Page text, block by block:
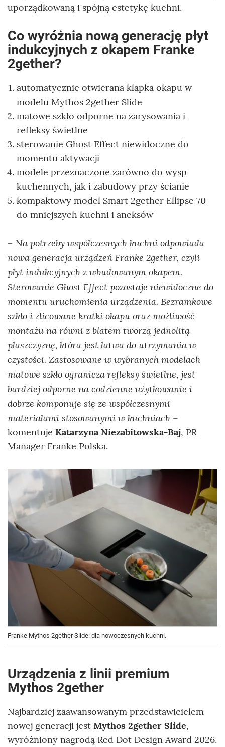
uporządkowaną i spójną estetykę kuchni.
Co wyróżnia nową generację płyt
indukcyjnych z okapem Franke
2gether?
automatycznie otwierana klapka okapu w
modelu Mythos 2gether Slide
matowe szkło odporne na zarysowania i
refleksy świetlne
sterowanie Ghost Effect niewidoczne do
momentu aktywacji
modele przeznaczone zarówno do wysp
kuchennych, jak i zabudowy przy ścianie
kompaktowy model Smart 2gether Ellipse 70
do mniejszych kuchni i aneksów
– Na potrzeby współczesnych kuchni odpowiada
nowa generacja urządzeń Franke 2gether, czyli
płyt indukcyjnych z wbudowanym okapem.
Sterowanie Ghost Effect pozostaje niewidoczne do
momentu uruchomienia urządzenia. Bezramkowe
szkło i zlicowane kratki okapu oraz możliwość
montażu na równi z blatem tworzą jednolitą
płaszczyznę, która jest łatwa do utrzymania w
czystości. Zastosowane w wybranych modelach
matowe szkło ogranicza refleksy świetlne, jest
bardziej odporne na codzienne użytkowanie i
dobrze komponuje się ze współczesnymi
materiałami stosowanymi w kuchniach –
komentuje Katarzyna Niezabitowska-Baj, PR
Manager Franke Polska.
Franke Mythos 2gether Slide: dla nowoczesnych kuchni.
Urządzenia z linii premium
Mythos 2gether
Najbardziej zaawansowanym przedstawicielem
nowej generacji jest Mythos 2gether Slide,
wyróżniony nagrodą Red Dot Design Award 2026.